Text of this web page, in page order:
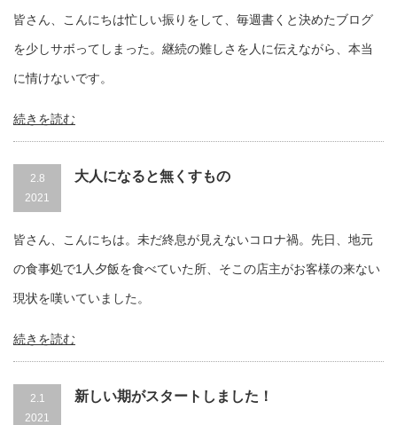
皆さん、こんにちは忙しい振りをして、毎週書くと決めたブログ
を少しサボってしまった。継続の難しさを人に伝えながら、本当
に情けないです。
続きを読む
2.8
2021
大人になると無くすもの
皆さん、こんにちは。未だ終息が見えないコロナ禍。先日、地元
の食事処で1人夕飯を食べていた所、そこの店主がお客様の来ない
現状を嘆いていました。
続きを読む
2.1
2021
新しい期がスタートしました！